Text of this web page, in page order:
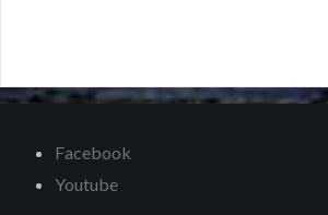
Facebook
Youtube